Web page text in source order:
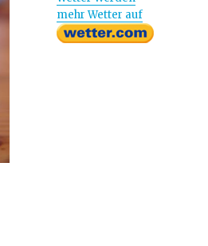
mehr Wetter auf